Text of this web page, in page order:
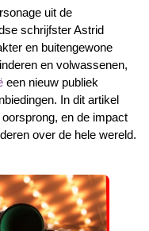
uit de
schrijfster Astrid
en buitengewone
en volwassenen,
een nieuw publiek
In dit artikel
en de impact
over de hele wereld.